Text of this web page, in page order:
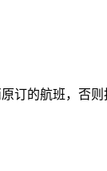
订的航班，否